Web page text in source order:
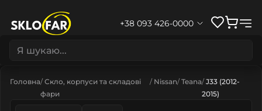
+38 093 426-0000
Головна Скло, корпуси та складові
фари
Nissan Teana J33 (2012-
2015)